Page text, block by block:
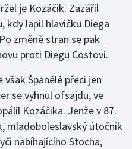
je Kozáčik. Zazářil
kdy lapil hlavičku Diega
změně stran se pak
proti Diegu Costovi.
Španělé přeci jen
se vyhnul ofsajdu, ve
Kozáčika. Jenže v 87.
mladoboleslavský útočník
nabíhajícího Stocha,